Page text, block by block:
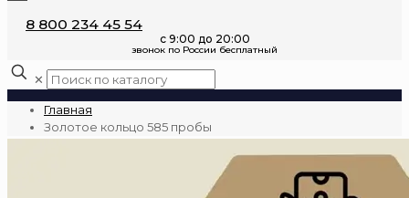
8 800 234 45 54
✕
Главная
Золотое кольцо 585 пробы